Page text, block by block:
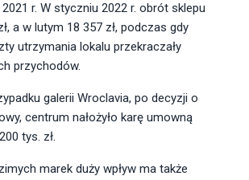
r. W styczniu 2022 r. obrót sklepu
a w lutym 18 357 zł, podczas gdy
utrzymania lokalu przekraczały
przychodów.
galerii Wroclavia, po decyzji o
centrum nałożyło karę umowną
tys. zł.
marek duży wpływ ma także